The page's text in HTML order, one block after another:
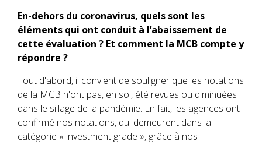
En-dehors du coronavirus, quels sont les
éléments qui ont conduit à l’abaissement de
cette évaluation ? Et comment la MCB compte y
répondre ?
Tout d'abord, il convient de souligner que les notations
de la MCB n'ont pas, en soi, été revues ou diminuées
dans le sillage de la pandémie. En fait, les agences ont
confirmé nos notations, qui demeurent dans la
catégorie « investment grade », grâce à nos